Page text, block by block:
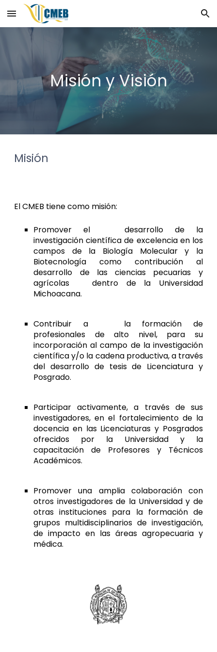
Skip to main content Skip to navigation
Misión y Visión
Misión
El CMEB tiene como misión:
Promover el
desarrollo de la
investigación científica de excelencia en los
campos de la Biología Molecular y la
Biotecnología como contribución al
desarrollo de las ciencias pecuarias y
agrícolas
dentro de la Universidad
Michoacana.
Contribuir a
la formación de
profesionales de alto nivel, para su
incorporación al campo de la investigación
científica y/o la cadena productiva, a través
del desarrollo de tesis de Licenciatura y
Posgrado.
Participar activamente, a través de sus
investigadores, en el fortalecimiento de la
docencia en las Licenciaturas y Posgrados
ofrecidos por la Universidad y la
capacitación de Profesores y Técnicos
Académicos.
Promover una amplia colaboración con
otros investigadores de la Universidad y de
otras instituciones para la formación de
grupos multidisciplinarios de investigación,
de impacto en las áreas agropecuaria y
médica.